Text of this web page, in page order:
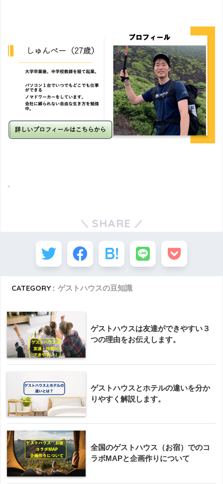
SHARE
CATEGORY : ゲストハウスの豆知識
ゲストハウスは友達ができやすい３
つの理由をお伝えします。
ゲストハウスとホテルの違いを分か
りやすく解説します。
全国のゲストハウス（お宿）でのコ
ラボMAPと企画作りについて